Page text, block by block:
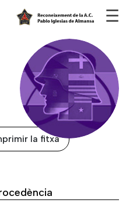
☰
la fitxa